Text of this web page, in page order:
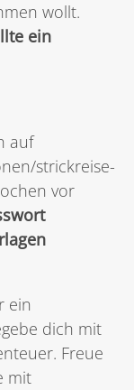
wollt.
ein
auf
strickreise-
vor
ein
dich mit
Freue
mit